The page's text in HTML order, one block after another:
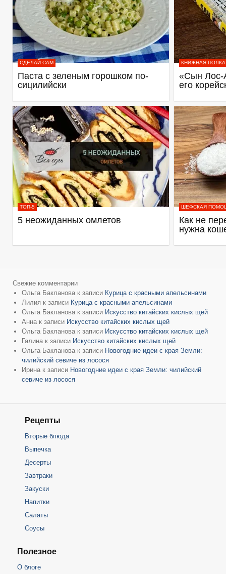
СДЕЛАЙ САМ
Паста с зеленым горошком по-
сицилийски
КНИЖНАЯ ПОЛКА
«Сын Лос-
его
ТОП-5
5 неожиданных омлетов
ШЕФСКАЯ
Как не
нужна
Свежие комментарии
Ольга Бакланова к записи Курица с красными апельсинами
Лилия к записи Курица с красными апельсинами
Ольга Бакланова к записи Искусство китайских кислых щей
Анна к записи Искусство китайских кислых щей
Ольга Бакланова к записи Искусство китайских кислых щей
Галина к записи Искусство китайских кислых щей
Ольга Бакланова к записи Новогодние идеи с края Земли:
чилийский севиче из лосося
Ирина к записи Новогодние идеи с края Земли: чилийский
севиче из лосося
Рецепты
Вторые блюда
Выпечка
Десерты
Завтраки
Закуски
Напитки
Салаты
Соусы
Полезное
О блоге